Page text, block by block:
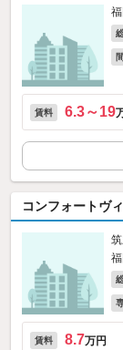
賃料 6.3～19
コンフォートヴ
賃料 8.7万円